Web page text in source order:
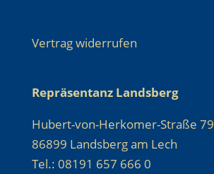
Vertrag widerrufen
Repräsentanz Landsberg
Hubert-von-Herkomer-Straße 79
86899 Landsberg am Lech
Tel.: 08191 657 666 0